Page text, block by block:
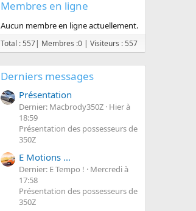
Membres en ligne
Aucun membre en ligne actuellement.
Total : 557| Membres :0 | Visiteurs : 557
Derniers messages
Présentation
Dernier: Macbrody350Z Hier à
18:59
Présentation des possesseurs de
350Z
E Motions ...
Dernier: E Tempo !
Mercredi à
17:58
Présentation des possesseurs de
350Z